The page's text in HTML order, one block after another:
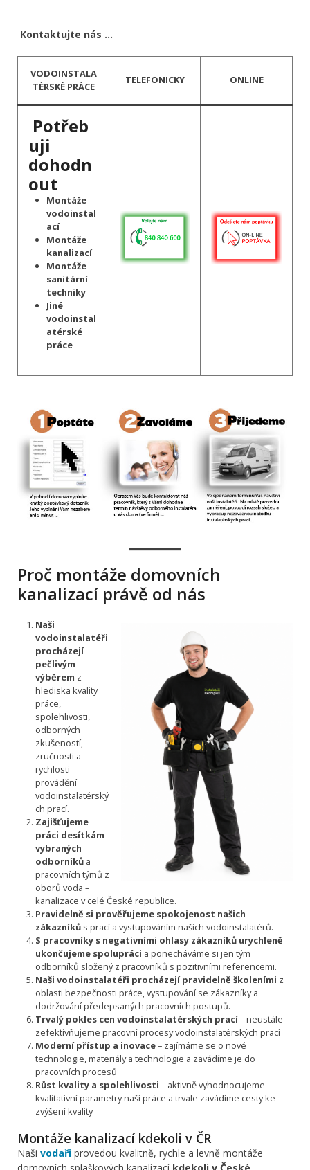
Kontaktujte nás …
VODOINSTALA
TÉRSKÉ PRÁCE
TELEFONICKY ONLINE
Potřeb
uji
dohodn
out
Montáže
vodoinstal
ací
Montáže
kanalizací
Montáže
sanitární
techniky
Jiné
vodoinstal
atérské
práce
Proč montáže domovních
kanalizací právě od nás
Naši
vodoinstalatéři
procházejí
pečlivým
výběrem z
hlediska kvality
práce,
spolehlivosti,
odborných
zkušeností,
zručnosti a
rychlosti
provádění
vodoinstalatérský
ch prací.
Zajišťujeme
práci desítkám
vybraných
odborníkůa
pracovních týmů z
oborů voda –
kanalizace v celé České republice.
Pravidelně si prověřujeme spokojenost našich
zákazníkůs prací a vystupováním našich vodoinstalatérů.
S pracovníky s negativními ohlasy zákazníků urychleně
ukončujeme spolupráci a ponecháváme si jen tým
odborníků složený z pracovníků s pozitivními referencemi.
Naši vodoinstalatéři procházejí pravidelně školeními z
oblasti bezpečnosti práce, vystupování se zákazníky a
dodržování předepsaných pracovních postupů.
Trvalý pokles cen vodoinstalatérských prací– neustále
zefektivňujeme pracovní procesy vodoinstalatérských prací
Moderní přístup a inovace– zajímáme se o nové
technologie, materiály a technologie a zavádíme je do
pracovních procesů
Růst kvality a spolehlivosti – aktivně vyhodnocujeme
kvalitativní parametry naší práce a trvale zavádíme cesty ke
zvýšení kvality
Montáže kanalizací kdekoli v ČR
Naši vodaři provedou kvalitně, rychle a levně montáže